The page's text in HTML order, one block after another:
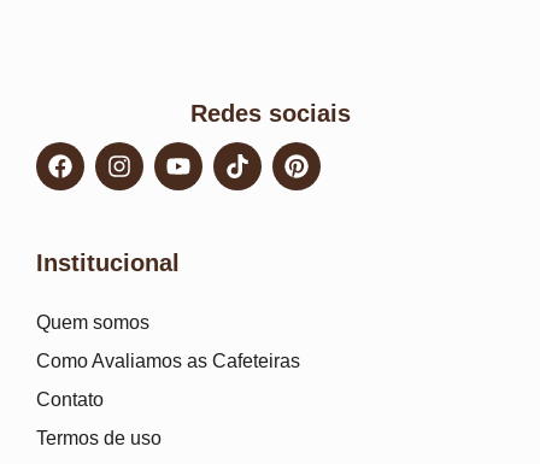
Redes sociais
Institucional
Quem somos
Como Avaliamos as Cafeteiras
Contato
Termos de uso